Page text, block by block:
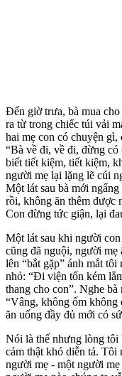
Đến giờ trưa, bà mua
ra từ trong chiếc túi vải
hai mẹ con có chuyện
“Bà về đi, về đi, đừng
biết tiết kiệm, tiết kiệm,
người mẹ lại lặng lẽ cúi
Một lát sau bà mới
rồi, không ăn thêm được
Con đừng tức giận, lại
Một lát sau khi người
cũng đã nguội, người mẹ
lên “bắt gặp” ánh mắt
nhỏ: “Đi viện tốn kém
thang cho con”. Nghe
“Vâng, không ốm không
ăn uống đầy đủ mới có
Nói là thế nhưng lòng tôi
cảm thật khó diễn tả.
người mẹ - một người